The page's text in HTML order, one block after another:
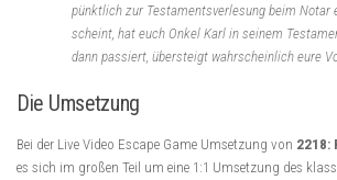
pünktlich zur Testamentsverlesung beim Notar
scheint, hat euch Onkel Karl in seinem
dann passiert, übersteigt wahrscheinlich eure
Die Umsetzung
Bei der Live Video Escape Game Umsetzung von 2218:
es sich im großen Teil um eine 1:1 Umsetzung des